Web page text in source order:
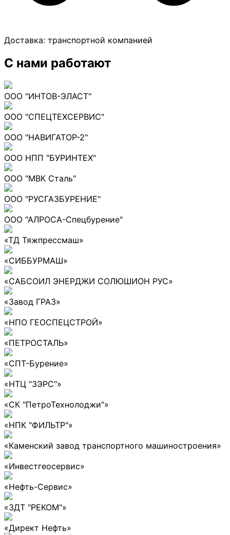
Доставка: транспортной компанией
С нами работают
ООО "ИНТОВ-ЭЛАСТ"
ООО "СПЕЦТЕХСЕРВИС"
ООО "НАВИГАТОР-2"
ООО НПП "БУРИНТЕХ"
ООО "МВК Сталь"
ООО "РУСГАЗБУРЕНИЕ"
ООО "АЛРОСА-Спецбурение"
«ТД Тяжпрессмаш»
«СИББУРМАШ»
«САБСОИЛ ЭНЕРДЖИ СОЛЮШИОН РУС»
«Завод ГРАЗ»
«НПО ГЕОСПЕЦСТРОЙ»
«ПЕТРОСТАЛЬ»
«СПТ-Бурение»
«НТЦ "ЗЭРС"»
«СК "ПетроТехнолоджи"»
«НПК "ФИЛЬТР"»
«Каменский завод транспортного машиностроения»
«Инвестгеосервис»
«Нефть-Сервис»
«ЗДТ "РЕКОМ"»
«Директ Нефть»